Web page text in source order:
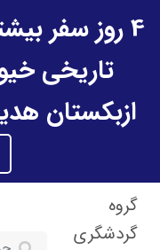
4 روز سفر
تاریخی
ازبکستان
گروه
گردشگری